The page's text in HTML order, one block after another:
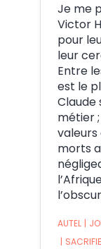
Je me
Victor
pour
leur
Entre
est le
Claude
métier
valeurs
morts
AUTEL |
|